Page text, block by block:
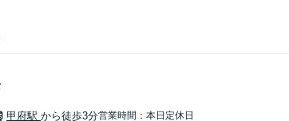
甲府駅 から徒歩3分営業時間：本日定休日